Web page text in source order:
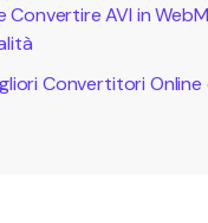
Convertire AVI in
Convertitori Online